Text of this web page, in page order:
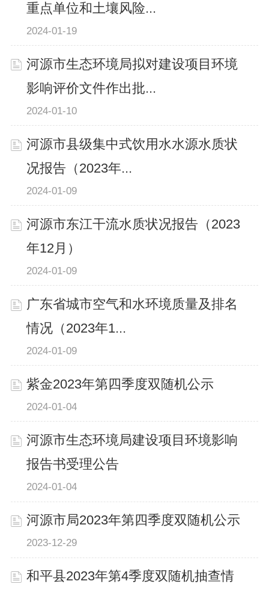
重点单位和土壤风险...
2024-01-19
河源市生态环境局拟对建设项目环境
影响评价文件作出批...
2024-01-10
河源市县级集中式饮用水水源水质状
况报告（2023年...
2024-01-09
河源市东江干流水质状况报告（2023
年12月）
2024-01-09
广东省城市空气和水环境质量及排名
情况（2023年1...
2024-01-09
紫金2023年第四季度双随机公示
2024-01-04
河源市生态环境局建设项目环境影响
报告书受理公告
2024-01-04
河源市局2023年第四季度双随机公示
2023-12-29
和平县2023年第4季度双随机抽查情